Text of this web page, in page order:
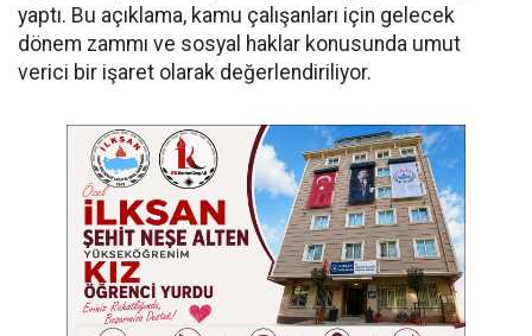
yaptı. Bu açıklama, kamu çalışanları için gelecek
dönem zammı ve sosyal haklar konusunda umut
verici bir işaret olarak değerlendiriliyor.